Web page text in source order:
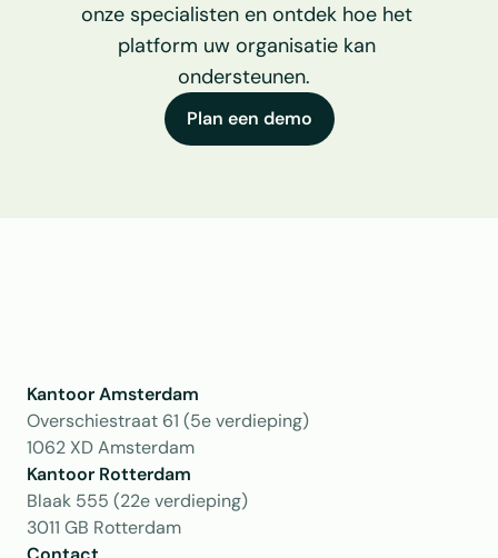
onze specialisten en ontdek hoe het
platform uw organisatie kan
ondersteunen.
Plan een demo
Kantoor Amsterdam
Overschiestraat 61 (5e verdieping)
1062 XD Amsterdam
Kantoor Rotterdam
Blaak 555 (22e verdieping)
3011 GB Rotterdam